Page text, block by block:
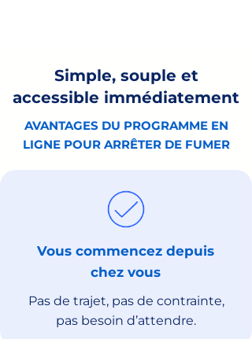
Simple, souple et
accessible immédiatement
AVANTAGES DU PROGRAMME EN
LIGNE POUR ARRÊTER DE FUMER
Vous commencez depuis
chez vous
Pas de trajet, pas de contrainte,
pas besoin d’attendre.